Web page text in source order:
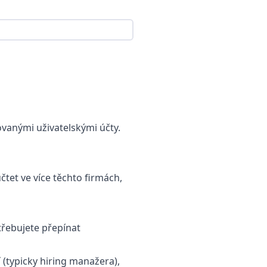
uživatelskými účty.
ve více těchto firmách,
přepínat
hiring manažera),